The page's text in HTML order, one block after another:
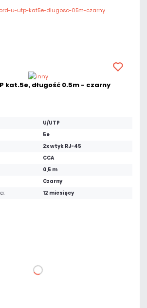
kat.5e, długość 0.5m - czarny
U/UTP
5e
2x wtyk RJ-45
CCA
0,5 m
Czarny
12 miesięcy
DO KOSZYKA